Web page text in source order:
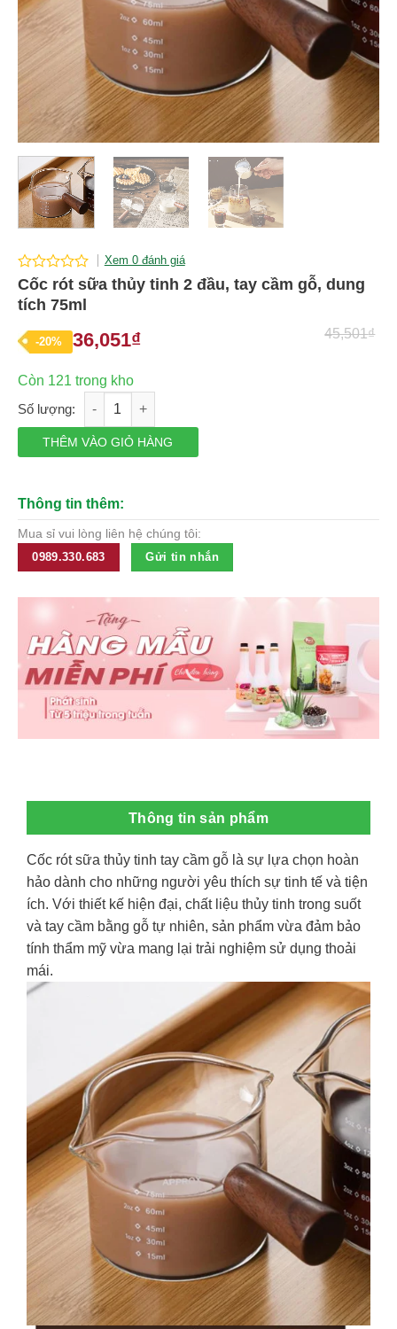
0
out
of
Xem 0 đánh giá
Cốc rót sữa thủy tinh 2 đầu, tay cầm gỗ, dung
tích 75ml
-20%
45,501₫
Giá
là:
45,501₫.
36,051₫Giá
tại
là:
36,051₫.
Còn 121 trong kho
Cốc rót sữa thủy tinh 2 đầu, tay cầm gỗ, dung tích 75ml số
THÊM VÀO GIỎ HÀNG
Thông tin thêm:
Mua sỉ vui lòng liên hệ chúng tôi:
0989.330.683
Gửi tin nhắn
Thông tin sản phẩm
Cốc rót sữa thủy tinh tay cầm gỗ là sự lựa chọn hoàn
hảo dành cho những người yêu thích sự tinh tế và tiện
ích. Với thiết kế hiện đại, chất liệu thủy tinh trong suốt
và tay cầm bằng gỗ tự nhiên, sản phẩm vừa đảm bảo
tính thẩm mỹ vừa mang lại trải nghiệm sử dụng thoải
mái.